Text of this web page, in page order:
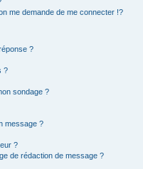
me demande de me connecter !?
?
?
sondage ?
message ?
?
de rédaction de message ?